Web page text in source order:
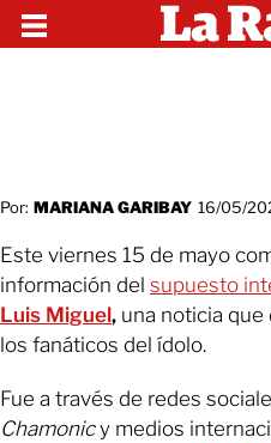
Por: MARIANA GARIBAY 16/05/
Este viernes 15 de mayo
información del supuesto
Luis Miguel, una noticia
los fanáticos del ídolo.
Fue a través de redes
Chamonicy medios